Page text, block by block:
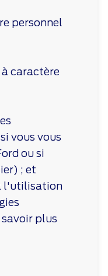
personnel
à caractère
vous vous
ou si
; et
l'utilisation
plus